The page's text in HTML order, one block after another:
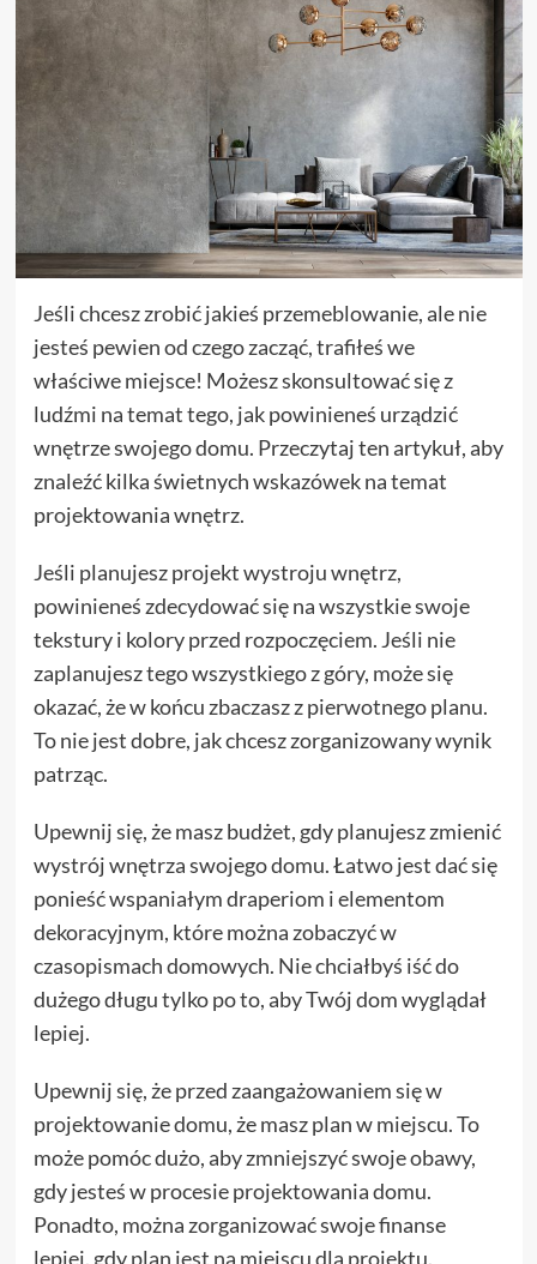
Jeśli chcesz zrobić jakieś przemeblowanie, ale nie
jesteś pewien od czego zacząć, trafiłeś we
właściwe miejsce! Możesz skonsultować się z
ludźmi na temat tego, jak powinieneś urządzić
wnętrze swojego domu. Przeczytaj ten artykuł, aby
znaleźć kilka świetnych wskazówek na temat
projektowania wnętrz.
Jeśli planujesz projekt wystroju wnętrz,
powinieneś zdecydować się na wszystkie swoje
tekstury i kolory przed rozpoczęciem. Jeśli nie
zaplanujesz tego wszystkiego z góry, może się
okazać, że w końcu zbaczasz z pierwotnego planu.
To nie jest dobre, jak chcesz zorganizowany wynik
patrząc.
Upewnij się, że masz budżet, gdy planujesz zmienić
wystrój wnętrza swojego domu. Łatwo jest dać się
ponieść wspaniałym draperiom i elementom
dekoracyjnym, które można zobaczyć w
czasopismach domowych. Nie chciałbyś iść do
dużego długu tylko po to, aby Twój dom wyglądał
lepiej.
Upewnij się, że przed zaangażowaniem się w
projektowanie domu, że masz plan w miejscu. To
może pomóc dużo, aby zmniejszyć swoje obawy,
gdy jesteś w procesie projektowania domu.
Ponadto, można zorganizować swoje finanse
lepiej, gdy plan jest na miejscu dla projektu.